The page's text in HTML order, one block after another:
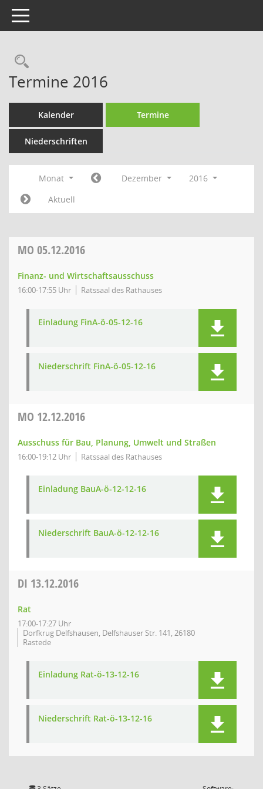
Toggle navigation
Rechercheauswahl
Termine 2016
Kalender Termine
Niederschriften
Monat Dezember
2016
Aktuell
MO 05.12.2016
Finanz- und Wirtschaftsausschuss
16:00-17:55 Uhr Ratssaal des Rathauses
Einladung FinA-ö-05-12-16
Niederschrift FinA-ö-05-12-16
MO 12.12.2016
Ausschuss für Bau, Planung, Umwelt und Straßen
16:00-19:12 Uhr Ratssaal des Rathauses
Einladung BauA-ö-12-12-16
Niederschrift BauA-ö-12-12-16
DI 13.12.2016
Rat
17:00-17:27 Uhr
Dorfkrug Delfshausen, Delfshauser Str. 141, 26180
Rastede
Einladung Rat-ö-13-12-16
Niederschrift Rat-ö-13-12-16